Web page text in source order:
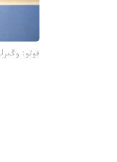
فوتو: